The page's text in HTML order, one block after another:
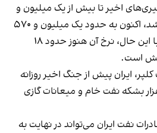
اخیر تا بیش از یک میلیون و
۸۰۰ هزار ریال معامله می‌شد، اکنون به حدود یک میلیون و ۵۷۰
هزار ریال رسیده است اما با این حال، نرخ آن هنوز حدود ۱۸
است.
ایران پیش از جنگ اخیر روزانه
یک میلیون و ۵۰۰ هزار بشکه نفت خام و میعانات گازی
نفت ایران می‌تواند در نهایت به